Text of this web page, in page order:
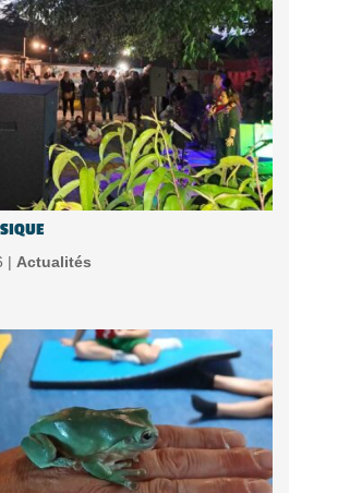
| Actualités